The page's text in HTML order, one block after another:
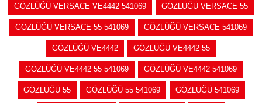
GÖZLÜĞÜ VERSACE VE4442 541069 GÖZLÜĞÜ VERSACE 55
GÖZLÜĞÜ VERSACE 55 541069 GÖZLÜĞÜ VERSACE 541069
GÖZLÜĞÜ VE4442 GÖZLÜĞÜ VE4442 55
GÖZLÜĞÜ VE4442 55 541069 GÖZLÜĞÜ VE4442 541069
GÖZLÜĞÜ 55 GÖZLÜĞÜ 55 541069 GÖZLÜĞÜ 541069